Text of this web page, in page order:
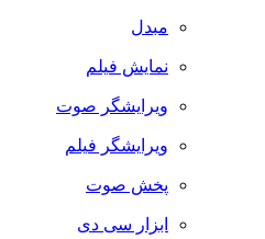
مبدل
نمایش فیلم
ویرایشگر صوت
ویرایشگر فیلم
پخش صوت
ابزار سی دی